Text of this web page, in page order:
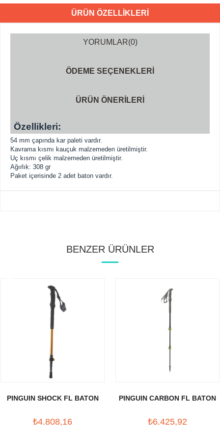
ÜRÜN ÖZELLIKLERI
YORUMLAR(0)
ÖDEME SEÇENEKLERI
ÜRÜN ÖNERILERI
Özellikleri:
54 mm çapında kar paleti vardır.
Kavrama kısmı kauçuk malzemeden üretilmiştir.
Uç kısmı çelik malzemeden üretilmiştir.
Ağırlık: 308 gr
Paket içerisinde 2 adet baton vardır.
BENZER ÜRÜNLER
PINGUIN SHOCK FL BATON
₺4.808,16
PINGUIN CARBON FL BATON
₺6.425,92